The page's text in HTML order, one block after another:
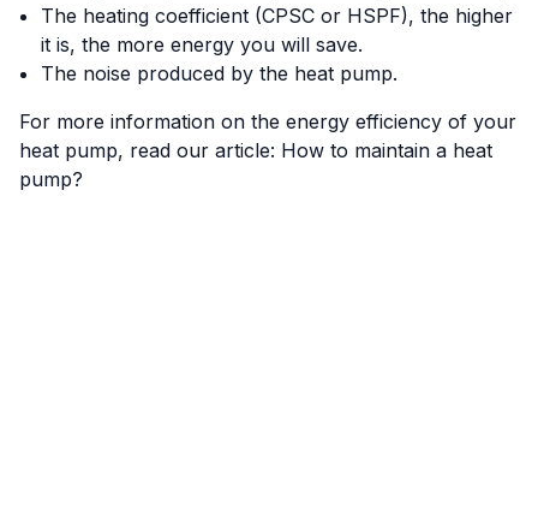
The heating coefficient (CPSC or HSPF), the higher
it is, the more energy you will save.
The noise produced by the heat pump.
For more information on the energy efficiency of your
heat pump, read our article: How to maintain a heat
pump?